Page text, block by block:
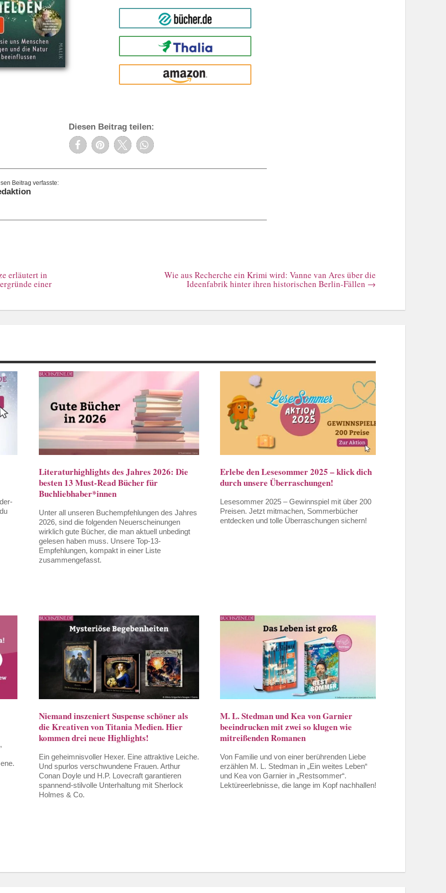
bücher.de
Thalia
amazon
Diesen Beitrag teilen:
erläutert in
einer
Wie aus Recherche ein Krimi wird: Vanne van Ares über die
Ideenfabrik hinter ihren historischen Berlin-Fällen →
Literaturhighlights des Jahres 2026: Die
besten 13 Must-Read Bücher für
Buchliebhaber*innen
Unter all unseren Buchempfehlungen des Jahres
2026, sind die folgenden Neuerscheinungen
wirklich gute Bücher, die man aktuell unbedingt
gelesen haben muss. Unsere Top-13-
Empfehlungen, kompakt in einer Liste
zusammengefasst.
Erlebe den Lesesommer 2025 – klick dich
durch unsere Überraschungen!
Lesesommer 2025 – Gewinnspiel mit über 200
Preisen. Jetzt mitmachen, Sommerbücher
entdecken und tolle Überraschungen sichern!
Niemand inszeniert Suspense schöner als
die Kreativen von Titania Medien. Hier
kommen drei neue Highlights!
Ein geheimnisvoller Hexer. Eine attraktive Leiche.
Und spurlos verschwundene Frauen. Arthur
Conan Doyle und H.P. Lovecraft garantieren
spannend-stilvolle Unterhaltung mit Sherlock
Holmes & Co.
M. L. Stedman und Kea von Garnier
beeindrucken mit zwei so klugen wie
mitreißenden Romanen
Von Familie und von einer berührenden Liebe
erzählen M. L. Stedman in „Ein weites Leben“
und Kea von Garnier in „Restsommer“.
Lektüreerlebnisse, die lange im Kopf nachhallen!